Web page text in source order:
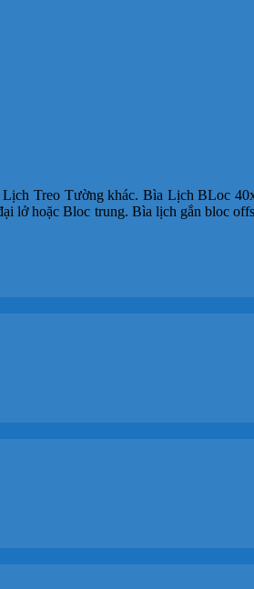
Treo Tường khác. Bìa Lịch BLoc
hoặc Bloc trung. Bìa lịch gắn bloc